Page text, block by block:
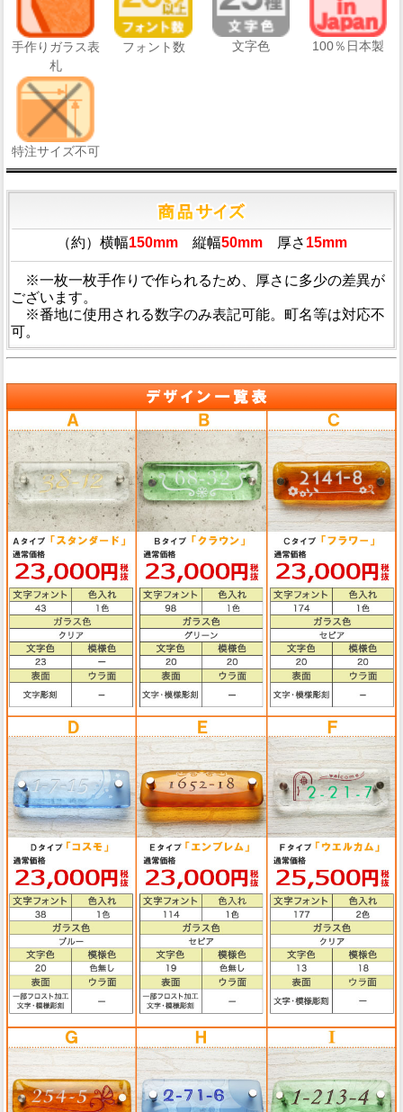
手作りガラス表
札
フォント数 文字色 100％日本製
特注サイズ不可
（約）横幅150mm縦幅50mm厚さ 15mm
※一枚一枚手作りで作られるため、厚さに多少の差異が
ございます。
※番地に使用される数字のみ表記可能。町名等は対応不
可。